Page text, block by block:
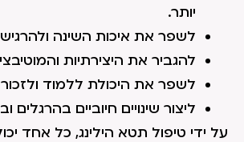
יותר.
לשפר את איכות השינה ולהרגיש
להגביר את היצירתיות
לשפר את היכולת ללמוד
ליצור שינויים חיוביים בהרגלים
על ידי טיפול תטא הילינג, כל אחד